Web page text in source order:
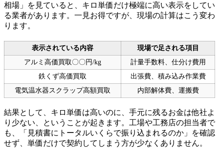
相場」を見ていると、キロ単価だけ極端に高い表示をしてい
る業者があります。一見お得ですが、現場の計算はこう変わ
ります。
表示されている内容
現場で足される項目
アルミ高価買取〇〇円/kg
計量手数料、仕分け費用
鉄くず高価買取
出張費、積み込み作業費
電気温水器スクラップ高額買取
内部解体費、運搬費
結果として、キロ単価は高いのに、手元に残るお金は他社よ
り少ない、ということが起きます。工場や工務店の担当者で
も、「見積書にトータルいくらで振り込まれるのか」を確認
せず、単価だけで契約してしまう方が少なくありません。